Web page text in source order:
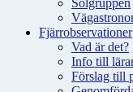
Solgruppen
Fjärrobservationer
Vad är det?
Info till
Förslag till